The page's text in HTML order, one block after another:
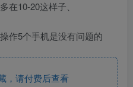
在10-20这样子、
作5个手机是没有问题的
，请付费后查看